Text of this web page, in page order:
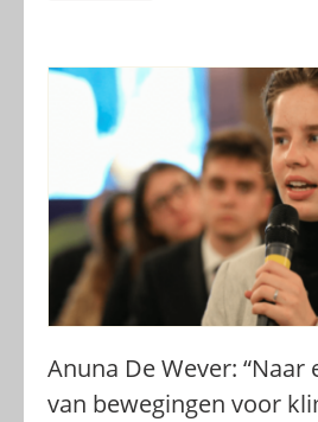
Anuna De Wever: “Naar
van bewegingen voor